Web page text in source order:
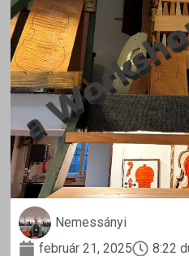
Nemessányi
február 21, 2025
8:22